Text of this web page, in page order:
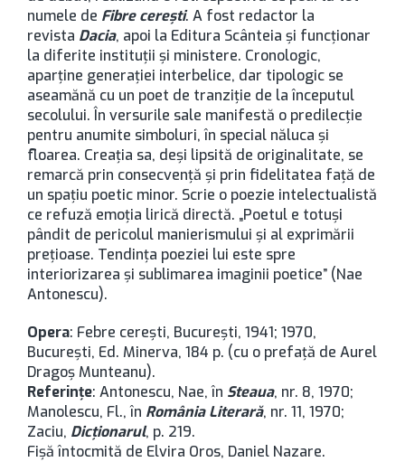
numele de Fibre cereşti. A fost redactor la
revista Dacia, apoi la Editura Scânteia şi funcţionar
la diferite instituţii şi ministere. Cronologic,
aparţine generaţiei interbelice, dar tipologic se
aseamănă cu un poet de tranziţie de la începutul
secolului. În versurile sale manifestă o predilecţie
pentru anumite simboluri, în special năluca şi
floarea. Creaţia sa, deşi lipsită de originalitate, se
remarcă prin consecvenţă şi prin fidelitatea faţă de
un spaţiu poetic minor. Scrie o poezie intelectualistă
ce refuză emoţia lirică directă. „Poetul e totuşi
pândit de pericolul manierismului şi al exprimării
preţioase. Tendinţa poeziei lui este spre
interiorizarea şi sublimarea imaginii poetice” (Nae
Antonescu).
Opera: Febre cereşti, București, 1941; 1970,
București, Ed. Minerva, 184 p. (cu o prefaţă de Aurel
Dragoş Munteanu).
Referinţe: Antonescu, Nae, în Steaua, nr. 8, 1970;
Manolescu, Fl., în România Literară, nr. 11, 1970;
Zaciu, Dicţionarul, p. 219.
Fişă întocmită de Elvira Oros, Daniel Nazare.